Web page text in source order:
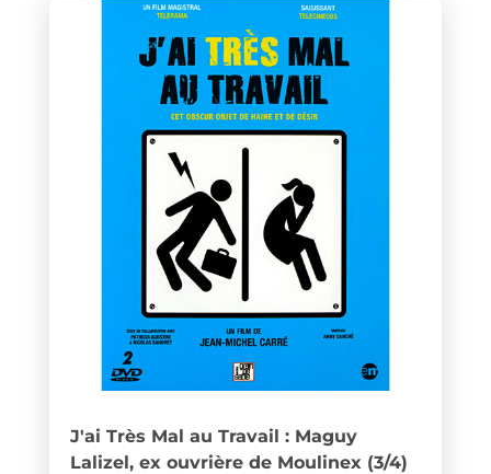
J'ai Très Mal au Travail : Maguy
Lalizel, ex ouvrière de Moulinex (3/4)